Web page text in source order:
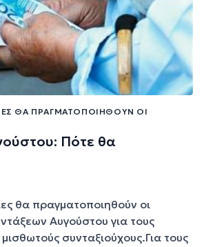
ΘΑ ΠΡΑΓΜΑΤΟΠΟΙΗΘΟΎΝ ΟΙ
Πότε θα
θα πραγματοποιηθούν οι
Αυγούστου για τους
συνταξιούχους.Για τους